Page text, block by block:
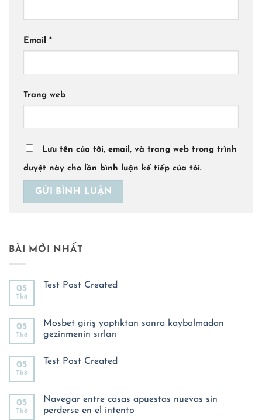
Email *
Trang web
Lưu tên của tôi, email, và trang web trong trình
duyệt này cho lần bình luận kế tiếp của tôi.
BÀI MỚI NHẤT
05
Th8
Test Post Created
luận
ở
Test
05
Th8
Mosbet giriş yaptıktan sonra kaybolmadan
gezinmenin sırları
bình
yaptıktan
sonra
kaybolmadan
05
Th8
Test Post Created
luận
ở
Test
05
Th8
Navegar entre casas apuestas nuevas sin
perderse en el intento